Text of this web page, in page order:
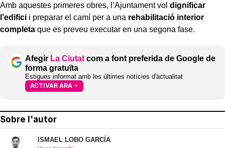
Amb aquestes primeres obres, l’Ajuntament vol dignificar
l’edifici i preparar el camí per a una rehabilitació interior
completa que es preveu executar en una segona fase.
Afegir La Ciutat com a font preferida de Google de
forma gratuïta
Estigues informat amb les últimes notícies d'actualitat
ACTIVAR ARA
Sobre l'autor
ISMAEL LOBO GARCÍA